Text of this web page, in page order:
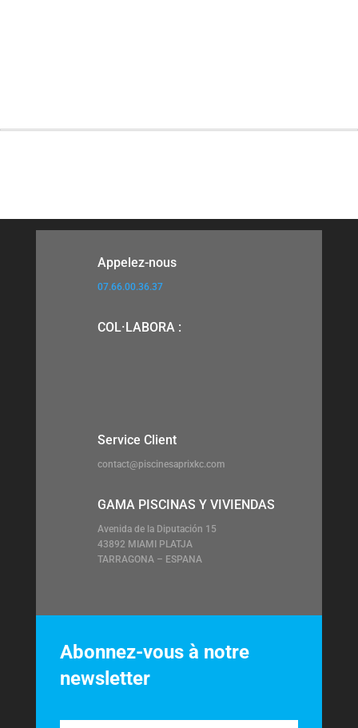
Appelez-nous
07.66.00.36.37
COL·LABORA :
Service Client
contact@piscinesaprixkc.com
GAMA PISCINAS Y VIVIENDAS
Avenida de la Diputación 15
43892 MIAMI PLATJA
TARRAGONA – ESPANA
Abonnez-vous à notre
newsletter